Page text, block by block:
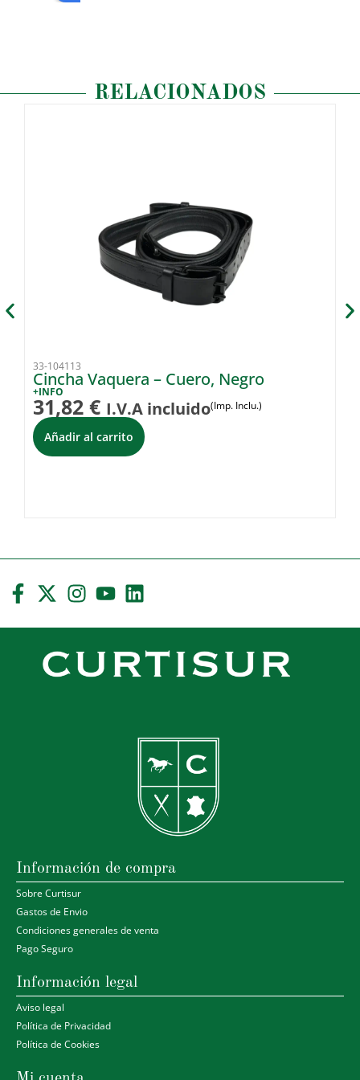
RELACIONADOS
33-104113
Cincha Vaquera – Cuero, Negro
+INFO
31,82 € I.V.A incluido(Imp. Inclu.)
Añadir al carrito
Información de compra
Sobre Curtisur
Gastos de Envio
Condiciones generales de venta
Pago Seguro
Información legal
Aviso legal
Política de Privacidad
Política de Cookies